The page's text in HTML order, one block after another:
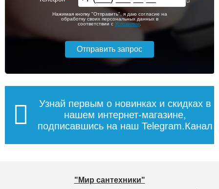
Нажимая кнопку "Отправить", я даю согласие на
обработку своих персональных данных в
соответствии с Условиями
Узнай первым о новинках и скидках в
нашем интернет-магазине,
подписавшись на наш Telegram.Канал
"Мир сантехники"